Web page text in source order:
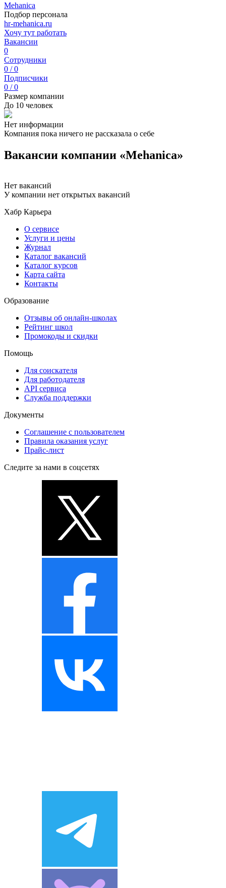
Mehanica
Подбор персонала
hr-mehanica.ru
Хочу тут работать
Вакансии
0
Сотрудники
0 / 0
Подписчики
0 / 0
Размер компании
До 10 человек
Нет информации
Компания пока ничего не рассказала о себе
Вакансии компании «Mehanica»
Нет вакансий
У компании нет открытых вакансий
Хабр Карьера
О сервисе
Услуги и цены
Журнал
Каталог вакансий
Каталог курсов
Карта сайта
Контакты
Образование
Отзывы об онлайн-школах
Рейтинг школ
Промокоды и скидки
Помощь
Для соискателя
Для работодателя
API сервиса
Служба поддержки
Документы
Соглашение с пользователем
Правила оказания услуг
Прайс-лист
Следите за нами в соцсетях